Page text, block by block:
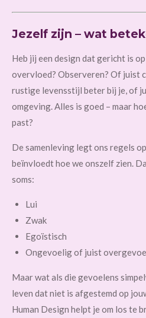
Jezelf zijn – wat
Heb jij een design dat gericht is
overvloed? Observeren? Of juist
rustige levensstijl beter bij je, of
omgeving. Alles is goed – maar
past?
De samenleving legt ons regels
beïnvloedt hoe we onszelf zien.
soms:
Lui
Zwak
Egoïstisch
Ongevoelig of juist
Maar wat als die gevoelens
leven dat niet is afgestemd op
Human Design helpt je om los te